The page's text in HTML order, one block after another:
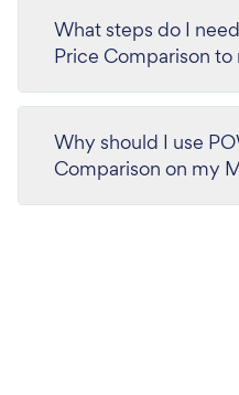
What steps do I
Price Comparison
Why should I use
Comparison on my